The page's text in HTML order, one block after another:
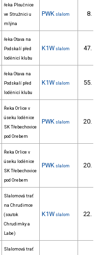
řeka Ploučnice
ve Stružnici u
mlýna
PWK slalom 8.
řeka Otava na
Podskalí před
loděnicí klubu
K1W slalom 47.
řeka Otava na
Podskalí před
loděnicí klubu
K1W slalom 55.
Řeka Orlice v
úseku loděnice
SK Třebechovice
pod Orebem
PWK slalom 20.
Řeka Orlice v
úseku loděnice
SK Třebechovice
pod Orebem
PWK slalom 20.
Slalomová trať
na Chrudimce
(soutok
Chrudimky a
Labe)
K1W slalom 22.
Slalomová trať